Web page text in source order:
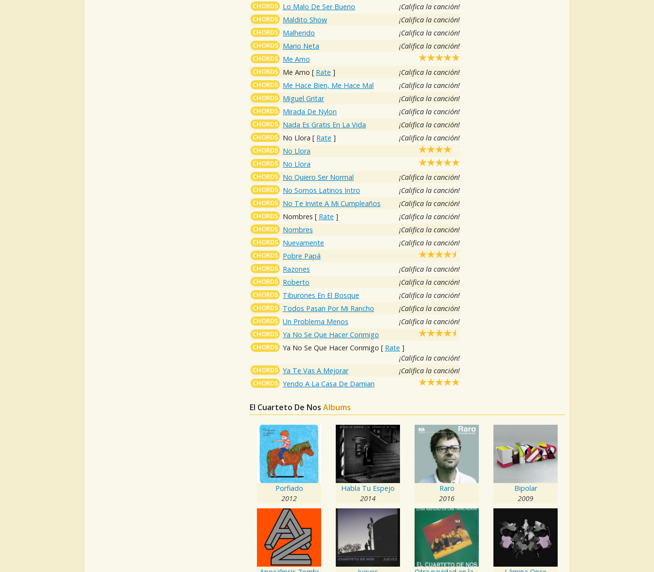
CHORDS Lo Malo De Ser Bueno ¡Califica la canción!
CHORDS Maldito Show ¡Califica la canción!
CHORDS Malherido ¡Califica la canción!
CHORDS Mario Neta ¡Califica la canción!
CHORDS Me Amo
CHORDS Me Amo [ Rate ] ¡Califica la canción!
CHORDS Me Hace Bien, Me Hace Mal ¡Califica la canción!
CHORDS Miguel Gritar ¡Califica la canción!
CHORDS Mirada De Nylon ¡Califica la canción!
CHORDS Nada Es Gratis En La Vida ¡Califica la canción!
CHORDS No Llora [ Rate ] ¡Califica la canción!
CHORDS No Llora
CHORDS No Llora
CHORDS No Quiero Ser Normal ¡Califica la canción!
CHORDS No Somos Latinos Intro ¡Califica la canción!
CHORDS No Te Invite A Mi Cumpleaños ¡Califica la canción!
CHORDS Nombres [ Rate ] ¡Califica la canción!
CHORDS Nombres ¡Califica la canción!
CHORDS Nuevamente ¡Califica la canción!
CHORDS Pobre Papá
CHORDS Razones ¡Califica la canción!
CHORDS Roberto ¡Califica la canción!
CHORDS Tiburones En El Bosque ¡Califica la canción!
CHORDS Todos Pasan Por Mi Rancho ¡Califica la canción!
CHORDS Un Problema Menos ¡Califica la canción!
CHORDS Ya No Se Que Hacer Conmigo
CHORDS Ya No Se Que Hacer Conmigo [ Rate ]
¡Califica la canción!
CHORDS Ya Te Vas A Mejorar ¡Califica la canción!
CHORDS Yendo A La Casa De Damian
El Cuarteto De Nos Albums
Porfiado
2012
Habla Tu Espejo
2014
Raro
2016
Bipolar
2009